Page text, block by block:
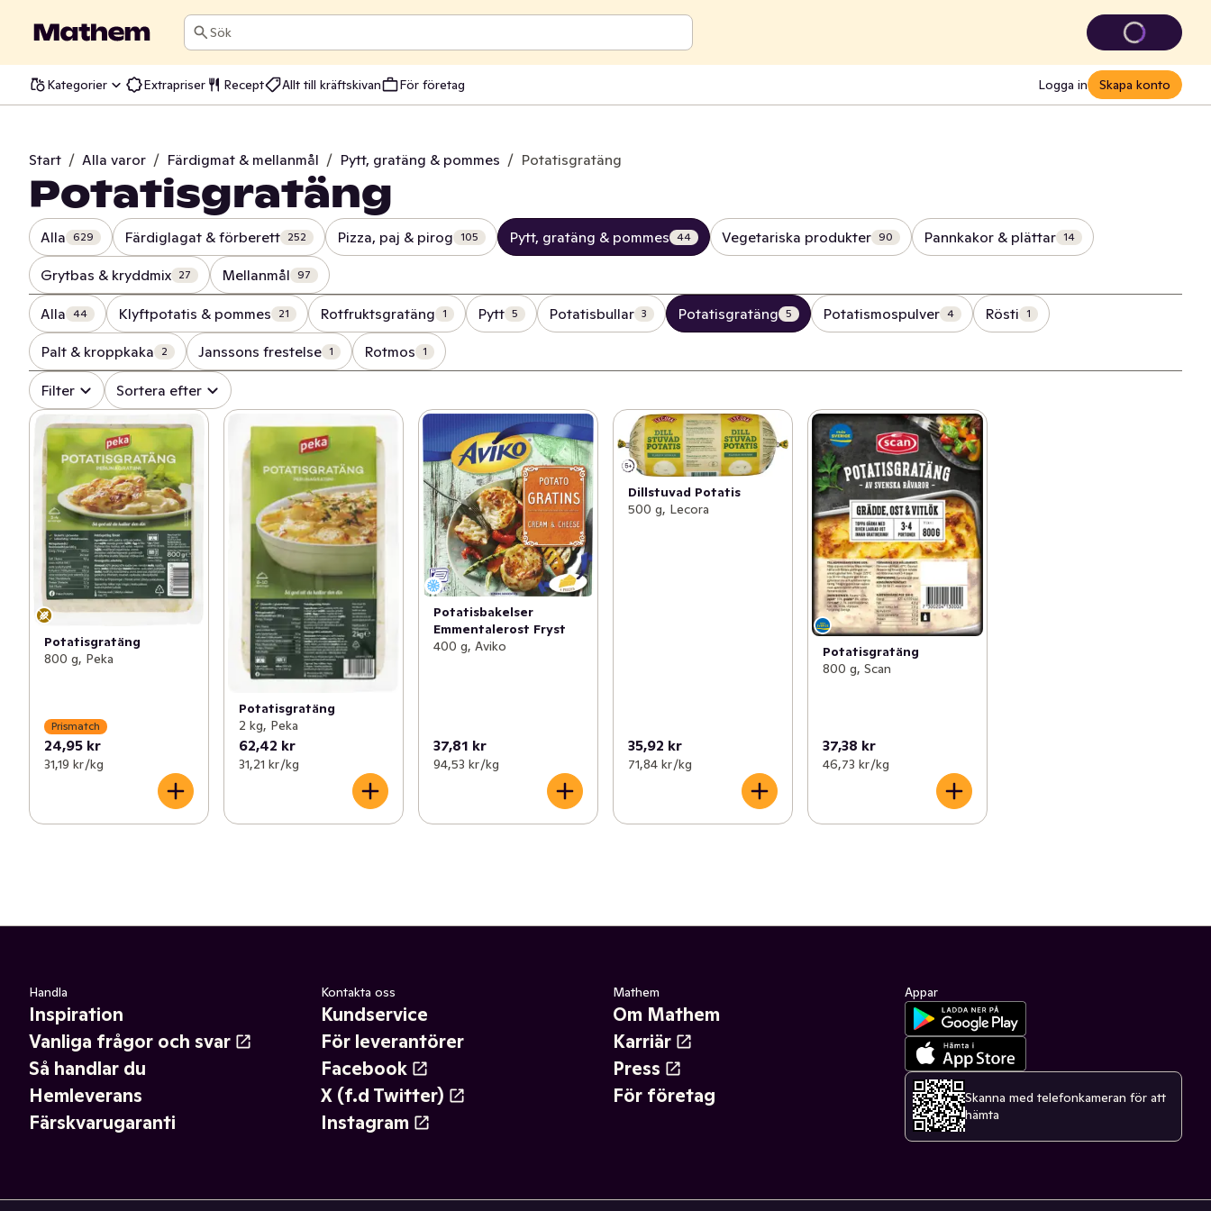
Sök
Kategorier Extrapriser Recept Allt till kräftskivan För företag Logga in Skapa konto
Start / Alla varor / Färdigmat & mellanmål / Pytt, gratäng & pommes / Potatisgratäng
Potatisgratäng
Alla 629 Färdiglagat & förberett 252 Pizza, paj & pirog 105 Pytt, gratäng & pommes 44 Vegetariska produkter 90 Pannkakor & plättar 14
Grytbas & kryddmix 27 Mellanmål 97
Alla 44 Klyftpotatis & pommes 21 Rotfruktsgratäng 1 Pytt 5 Potatisbullar 3 Potatisgratäng 5 Potatismospulver 4 Rösti 1
Palt & kroppkaka 2 Janssons frestelse 1 Rotmos 1
Filter Sortera efter
Potatisgratäng
800 g, Peka
Prismatch
24,95 kr
31,19 kr /kg
Potatisgratäng
2 kg, Peka
62,42 kr
31,21 kr /kg
Potatisbakelser
Emmentalerost Fryst
400 g, Aviko
37,81 kr
94,53 kr /kg
Dillstuvad Potatis
500 g, Lecora
35,92 kr
71,84 kr /kg
Potatisgratäng
800 g, Scan
37,38 kr
46,73 kr /kg
Handla
Inspiration
Vanliga frågor och svar
Så handlar du
Hemleverans
Färskvarugaranti
Kontakta oss
Kundservice
För leverantörer
Facebook
X (f.d Twitter)
Instagram
Mathem
Om Mathem
Karriär
Press
För företag
Appar
Skanna med telefonkameran för att
hämta